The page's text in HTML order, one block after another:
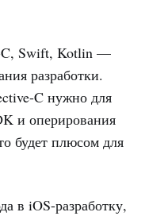
C, Swift, Kotlin —
разработки.
C нужно для
и оперирования
будет плюсом для
в iOS-разработку,